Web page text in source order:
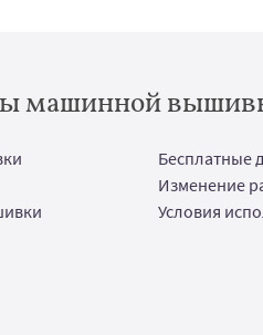
машинной
Бесплатные
Изменение
Условия